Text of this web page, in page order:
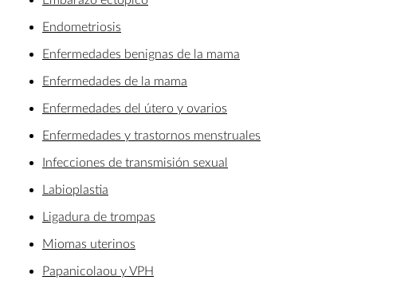
Endometriosis
Enfermedades benignas de la mama
Enfermedades de la mama
Enfermedades del útero y ovarios
Enfermedades y trastornos menstruales
Infecciones de transmisión sexual
Labioplastia
Ligadura de trompas
Miomas uterinos
Papanicolaou y VPH